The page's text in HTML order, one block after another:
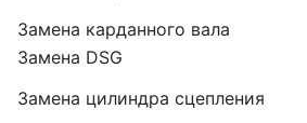
Замена карданного вала
Замена DSG
Замена цилиндра сцепления